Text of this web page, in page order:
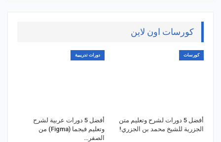
كورسات اون لاين
كورسات
أفضل 5 دورات لشرح وتعليم متن
الجزرية للشيخ محمد بن الجزري!
دورات تدريبية
أفضل 5 دورات عربية لشرح
وتعليم فيجما (Figma) من
الصفر…